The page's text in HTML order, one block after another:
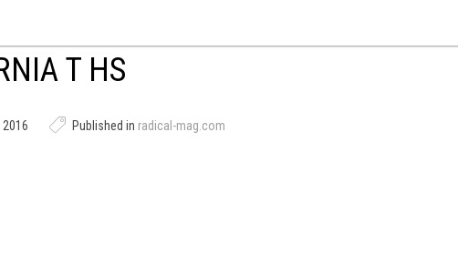
T HS
2016 Published in radical-mag.com